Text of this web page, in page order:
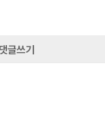
글쓰기